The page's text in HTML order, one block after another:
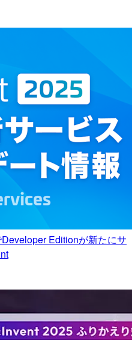
Editionが新たにサ